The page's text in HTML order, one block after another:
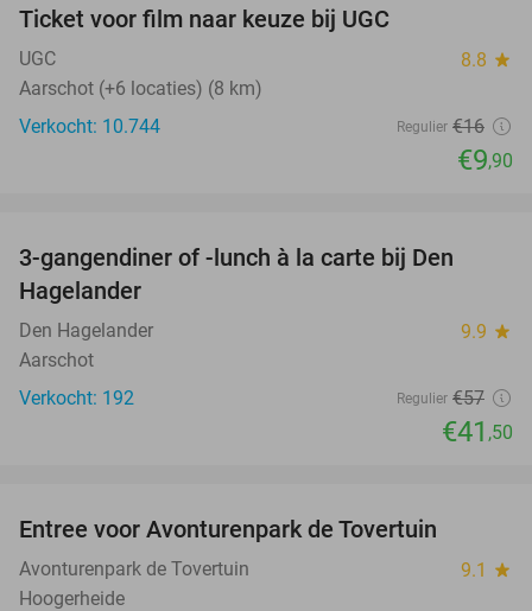
Ticket voor film naar keuze bij UGC
UGC 8.8 star
Aarschot (+6 locaties) (8 km)
Verkocht: 10.744
Regulier €16
€9,90
3-gangendiner of -lunch à la carte bij Den
Hagelander
Den Hagelander 9.9 star
Aarschot
Verkocht: 192
Regulier €57
€41 ,50
Entree voor Avonturenpark de Tovertuin
Avonturenpark de Tovertuin 9.1 star
Hoogerheide